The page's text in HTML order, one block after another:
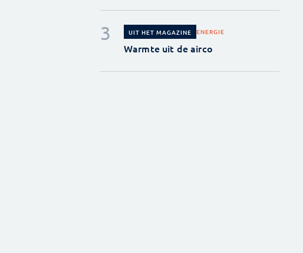
UIT HET MAGAZINE ENERGIE
Warmte uit de airco